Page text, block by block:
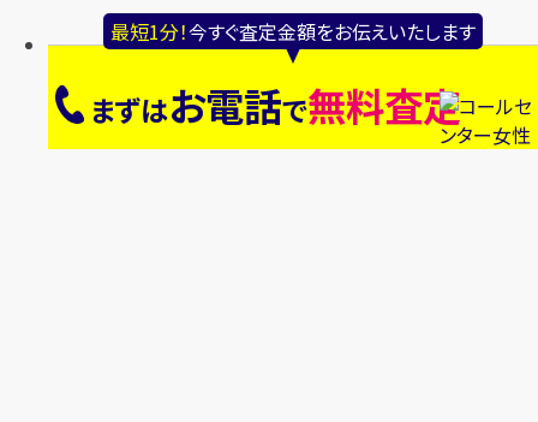
最短1分！今すぐ査定金額をお伝えいたします
まずはお電話で無料査定